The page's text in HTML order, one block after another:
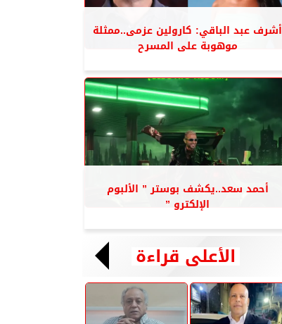
أشرف عبد الباقي: كارولين عزمى..ممثلة
موهوبة على المسرح
أحمد سعد..يكشف بوستر ” الألبوم
الإلكترو ”
الأعلى قراءة